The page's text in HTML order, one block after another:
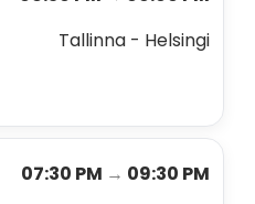
Tallinna - Helsingi
07:30 PM → 09:30 PM